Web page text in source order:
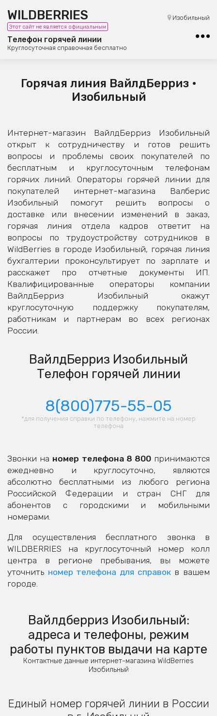
WILDBERRIES
Этот сайт не является официальным
Телефон горячей линии
Круглосуточная справочная бесплатно
Изобильный
8 (800) 101-42-23
Бесплатная юридическая консультация
Горячая линия ВайлдБерриз •
Изобильный
Интернет-магазин ВайлдБерриз Изобильный
открыт к сотрудничеству и готов решить
вопросы и проблемы своих покупателей по
бесплатным и круглосуточным телефонам
горячих линий. Операторы горячей линии для
покупателей интернет-магазина Валберис
Изобильный помогут решить вопросы о
доставке или внесении изменений в заказ,
горячая линия отдела кадров ответит на
вопросы по трудоустройству сотрудников в
WildBerries в городе Изобильный, горячая линия
бухгалтерии проконсультирует по зарплате и
расскажет про отчетные документы ИП.
Квалифицированные операторы компании
ВайлдБерриз Изобильный окажут
круглосуточную поддержку покупателям,
работникам и партнерам во всех регионах
России.
ВайлдБерриз Изобильный
Телефон горячей линии
8(800)775-55-05
*для получения справки по телефону, нажмите на номер
телефона
Звонки на номер телефона 8 800принимаются
ежедневно и круглосуточно, являются
абсолютно бесплатными из любого региона
Российской Федерации и стран СНГ для
абонентов с городскими и мобильными
номерами.
Для осуществления бесплатного звонка в
WILDBERRIES на круглосуточный номер колл
центра в регионе пребывания, вы можете
уточнить номер телефона для справокв вашем
городе.
Вайлдберриз Изобильный:
адреса и телефоны, режим
работы пунктов выдачи на карте
Контактные данные интернет-магазина WildBerries
Изобильный
Единый номер горячей линии в России